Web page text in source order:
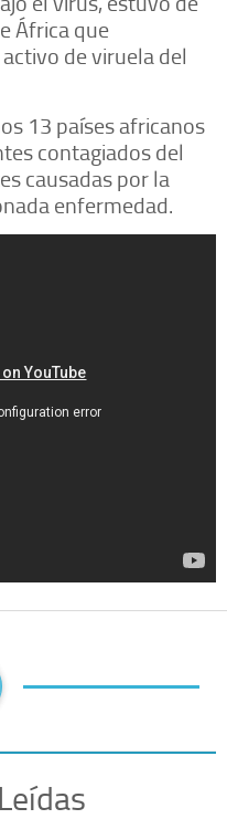
África que
de viruela del
13 países africanos
contagiados del
causadas por la
enfermedad.